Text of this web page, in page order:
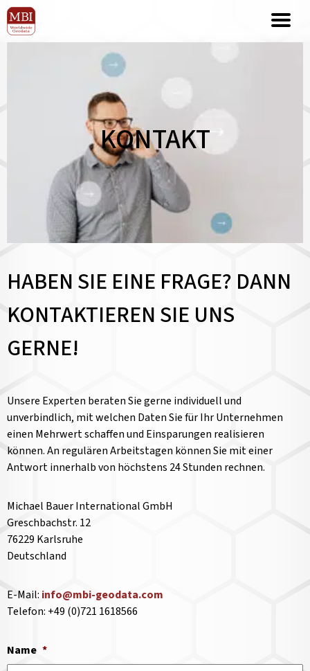
KONTAKT
HABEN SIE EINE FRAGE? DANN
KONTAKTIEREN SIE UNS
GERNE!
Unsere Experten beraten Sie gerne individuell und
unverbindlich, mit welchen Daten Sie für Ihr Unternehmen
einen Mehrwert schaffen und Einsparungen realisieren
können. An regulären Arbeitstagen können Sie mit einer
Antwort innerhalb von höchstens 24 Stunden rechnen.
Michael Bauer International GmbH
Greschbachstr. 12
76229 Karlsruhe
Deutschland
E-Mail: info@mbi-geodata.com
Telefon: +49 (0)721 1618566
Name *